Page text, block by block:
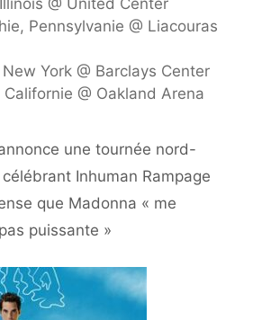
@ United Center
Pennsylvanie @ Liacouras
York @ Barclays Center
@ Oakland Arena
une tournée nord-
Inhuman Rampage
que Madonna « me
puissante »